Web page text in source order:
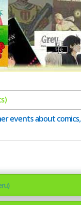
events about comics,